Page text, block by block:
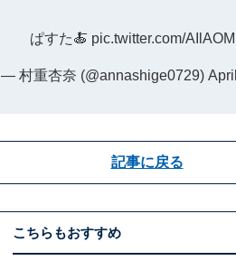
ぱすた🍝 pic.twitter.com/
— 村重杏奈 (@annashige0729)
記事に戻る
こちらもおすすめ